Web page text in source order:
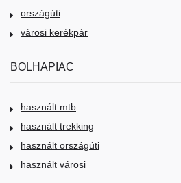
országúti
városi kerékpár
BOLHAPIAC
használt mtb
használt trekking
használt országúti
használt városi